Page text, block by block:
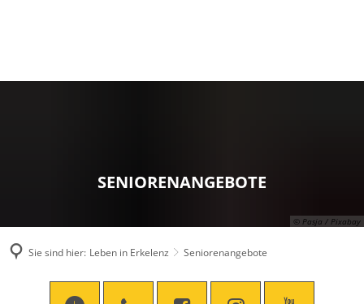
© Pasja / Pixabay
SENIORENANGEBOTE
Sie sind hier: Leben in Erkelenz Seniorenangebote